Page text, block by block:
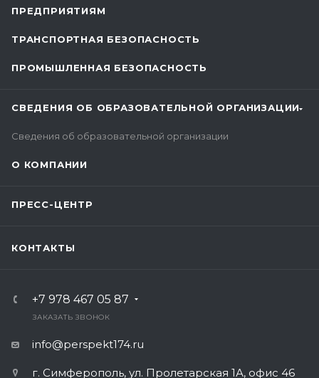
ПРЕДПРИЯТИЯМ
ТРАНСПОРТНАЯ БЕЗОПАСНОСТЬ
ПРОМЫШЛЕННАЯ БЕЗОПАСНОСТЬ
СВЕДЕНИЯ ОБ ОБРАЗОВАТЕЛЬНОЙ ОРГАНИЗАЦИИ
Сведения об образовательной организации
О КОМПАНИИ
ПРЕСС-ЦЕНТР
КОНТАКТЫ
+7 978 467 05 87
ЗАКАЗАТЬ ЗВОНОК
info@perspekt174.ru
г. Симферополь, ул. Пролетарская 1А, офис 46